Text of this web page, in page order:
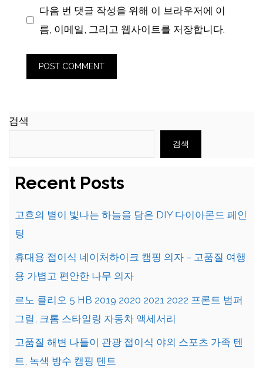
다음 번 댓글 작성을 위해 이 브라우저에 이
름, 이메일, 그리고 웹사이트를 저장합니다.
검색
검색
Recent Posts
고흐의 별이 빛나는 하늘을 담은 DIY 다이아몬드 페인
팅
휴대용 접이식 네이처하이크 캠핑 의자 – 고품질 여행
용 가볍고 편안한 나무 의자
르노 클리오 5 HB 2019 2020 2021 2022 프론트 범퍼
그릴, 크롬 스타일링 자동차 액세서리
고품질 해변 나들이 관광 접이식 야외 스포츠 가족 텐
트, 녹색 방수 캠핑 텐트